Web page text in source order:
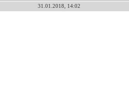
31.01.2018, 14:02